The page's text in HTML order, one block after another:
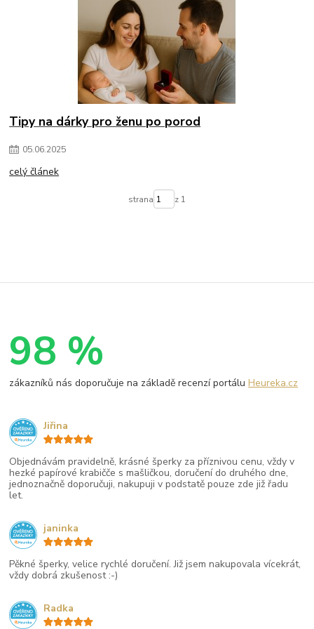
Tipy na dárky pro ženu po porod
05.06.2025
celý článek
strana z 1
98 %
zákazníků nás doporučuje na základě recenzí portáluHeureka.cz
Objednávám pravidelně, krásné šperky za příznivou cenu, vždy v
hezké papírové krabičče s mašličkou, doručení do druhého dne,
jednoznačně doporučuji, nakupuji v podstatě pouze zde již řadu
let.
Jiřina
Pěkné šperky, velice rychlé doručení. Již jsem nakupovala vícekrát,
vždy dobrá zkušenost :-)
janinka
Radka